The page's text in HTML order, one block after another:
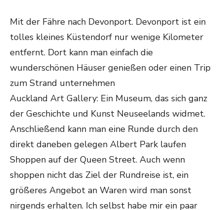
Mit der Fähre nach Devonport. Devonport ist ein
tolles kleines Küstendorf nur wenige Kilometer
entfernt. Dort kann man einfach die
wunderschönen Häuser genießen oder einen Trip
zum Strand unternehmen
Auckland Art Gallery: Ein Museum, das sich ganz
der Geschichte und Kunst Neuseelands widmet.
Anschließend kann man eine Runde durch den
direkt daneben gelegen Albert Park laufen
Shoppen auf der Queen Street. Auch wenn
shoppen nicht das Ziel der Rundreise ist, ein
größeres Angebot an Waren wird man sonst
nirgends erhalten. Ich selbst habe mir ein paar